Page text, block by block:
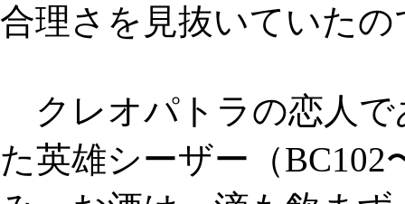
合理さを見抜いていた
クレオパトラの恋人で
た英雄シーザー（